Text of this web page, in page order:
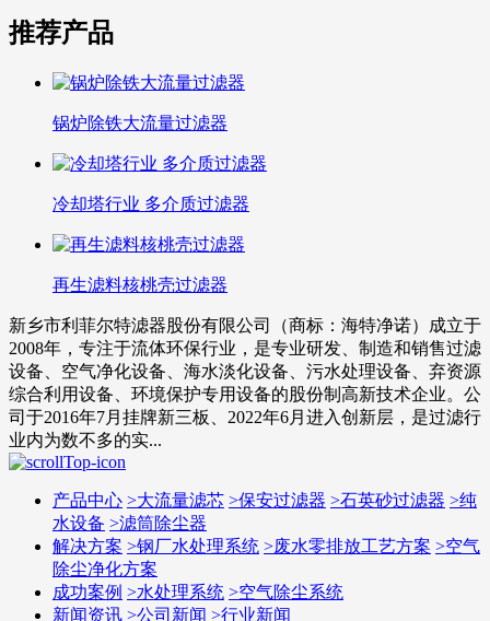
推荐产品
锅炉除铁大流量过滤器
冷却塔行业 多介质过滤器
再生滤料核桃壳过滤器
新乡市利菲尔特滤器股份有限公司（商标：海特净诺）成立于
2008年，专注于流体环保行业，是专业研发、制造和销售过滤
设备、空气净化设备、海水淡化设备、污水处理设备、弃资源
综合利用设备、环境保护专用设备的股份制高新技术企业。公
司于2016年7月挂牌新三板、2022年6月进入创新层，是过滤行
业内为数不多的实...
产品中心 >大流量滤芯 >保安过滤器 >石英砂过滤器 >纯
水设备 >滤筒除尘器
解决方案 >钢厂水处理系统 >废水零排放工艺方案 >空气
除尘净化方案
成功案例 >水处理系统 >空气除尘系统
新闻资讯 >公司新闻 >行业新闻